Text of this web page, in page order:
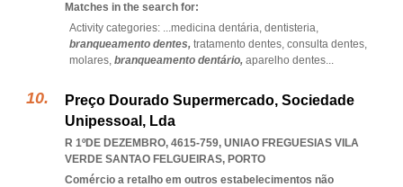
Matches in the search for:
Activity categories: ...medicina dentária, dentisteria,
branqueamento dentes, tratamento dentes, consulta dentes,
molares, branqueamento dentário, aparelho dentes...
Preço Dourado Supermercado, Sociedade
Unipessoal, Lda
R 1ºDE DEZEMBRO, 4615-759, UNIAO FREGUESIAS VILA
VERDE SANTAO FELGUEIRAS, PORTO
Comércio a retalho em outros estabelecimentos não